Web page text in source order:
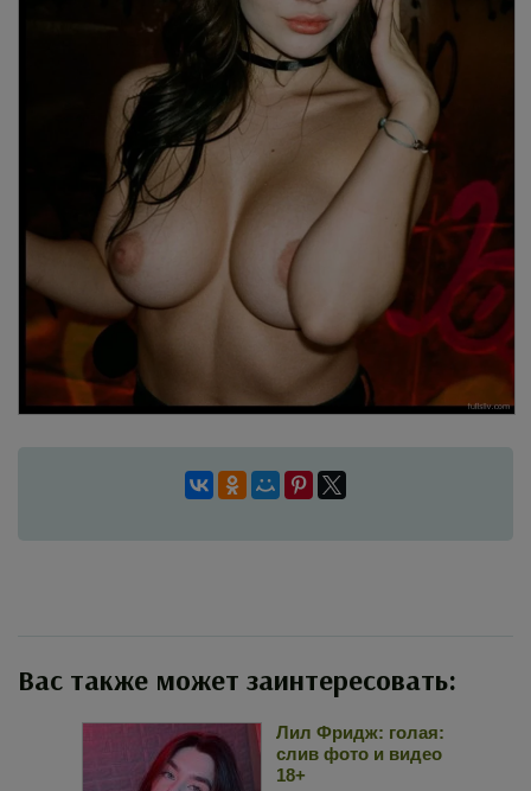
Вас также может заинтересовать:
Лил Фридж: голая:
слив фото и видео
18+